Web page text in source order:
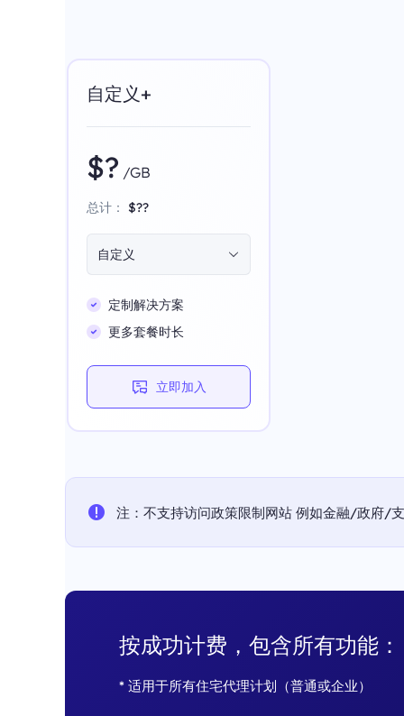
自定义+
$? /GB
总计： $??
自定义
定制解决方案
更多套餐时长
立即加入
注：不支持访问政策限制网站 例如金融/政府/
按成功计费，包含所有功能：
* 适用于所有住宅代理计划（普通或企业）